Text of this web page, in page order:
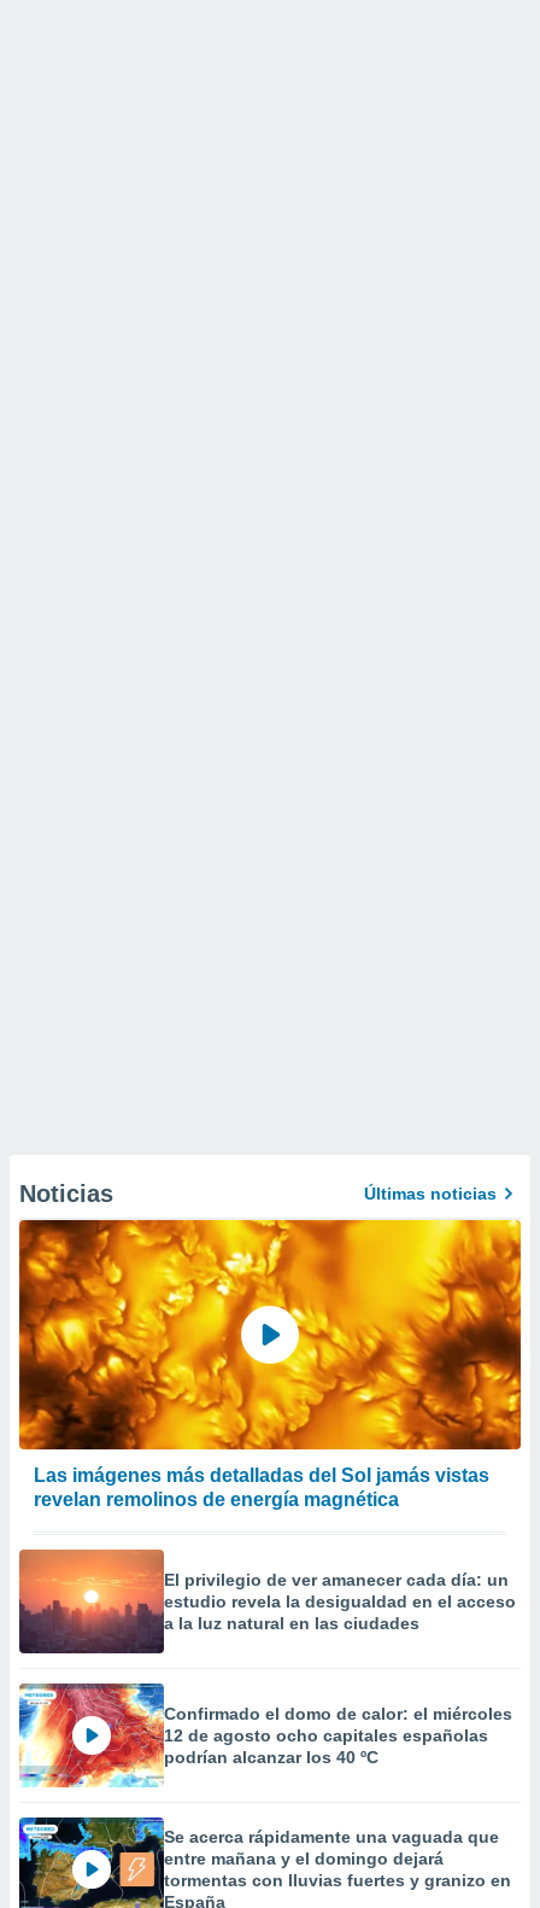
Noticias Últimas noticias
Las imágenes más detalladas del Sol jamás vistas
revelan remolinos de energía magnética
El privilegio de ver amanecer cada día: un
estudio revela la desigualdad en el acceso
a la luz natural en las ciudades
Confirmado el domo de calor: el miércoles
12 de agosto ocho capitales españolas
podrían alcanzar los 40 ºC
Se acerca rápidamente una vaguada que
entre mañana y el domingo dejará
tormentas con lluvias fuertes y granizo en
España